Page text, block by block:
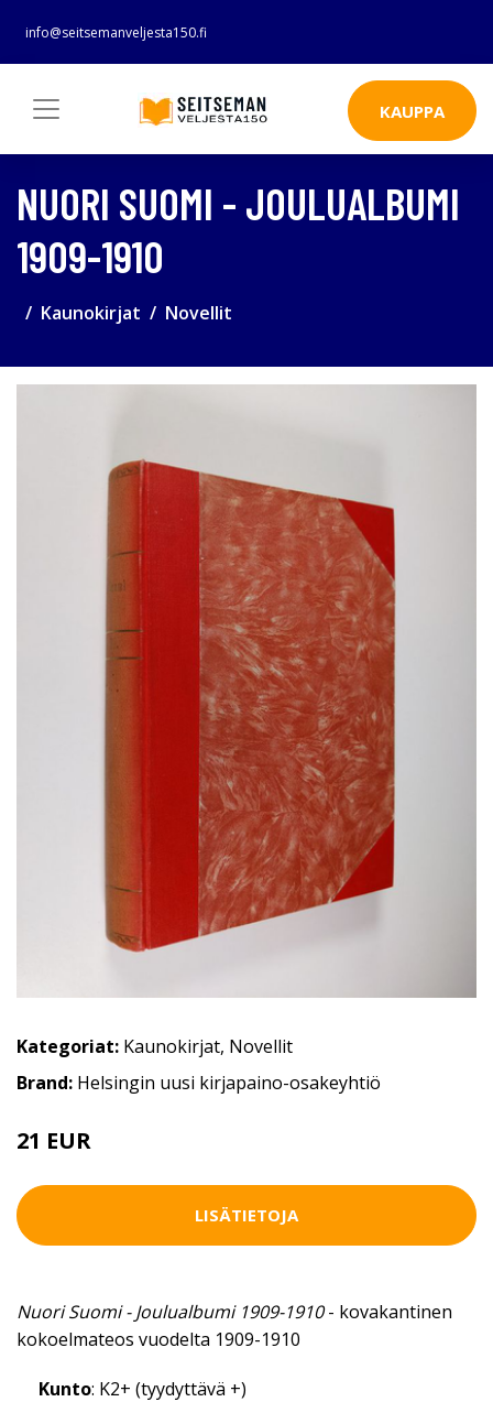
info@seitsemanveljesta150.fi
KAUPPA
NUORI SUOMI - JOULUALBUMI
1909-1910
Kaunokirjat Novellit
Kategoriat: Kaunokirjat, Novellit
Brand: Helsingin uusi kirjapaino-osakeyhtiö
21 EUR
LISÄTIETOJA
Nuori Suomi - Joulualbumi 1909-1910- kovakantinen
kokoelmateos vuodelta 1909-1910
Kunto: K2+ (tyydyttävä +)